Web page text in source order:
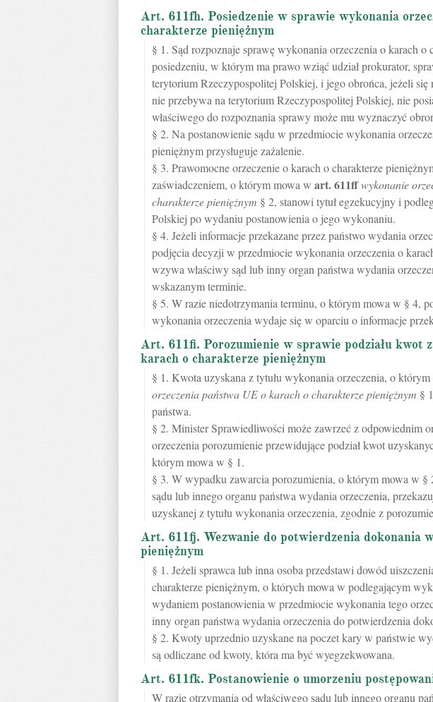
Art. 611fh. Posiedzenie w sprawie wykonania
charakterze pieniężnym
§ 1. Sąd rozpoznaje sprawę wykonania orzeczenia o karach o
posiedzeniu, w którym ma prawo wziąć udział prokurator,
terytorium Rzeczypospolitej Polskiej, i jego obrońca, jeżeli się
nie przebywa na terytorium Rzeczypospolitej Polskiej, nie
właściwego do rozpoznania sprawy może mu wyznaczyć
§ 2. Na postanowienie sądu w przedmiocie wykonania
pieniężnym przysługuje zażalenie.
§ 3. Prawomocne orzeczenie o karach o charakterze
zaświadczeniem, o którym mowa w art.611ffwykonanie
charakterze pieniężnym § 2, stanowi tytuł egzekucyjny i
Polskiej po wydaniu postanowienia o jego wykonaniu.
§ 4. Jeżeli informacje przekazane przez państwo wydania
podjęcia decyzji w przedmiocie wykonania orzeczenia o
wzywa właściwy sąd lub inny organ państwa wydania
wskazanym terminie.
§ 5. W razie niedotrzymania terminu, o którym mowa w § 4,
wykonania orzeczenia wydaje się w oparciu o informacje
Art. 611fi. Porozumienie w sprawie podziału kwot
karach o charakterze pieniężnym
§ 1. Kwota uzyskana z tytułu wykonania orzeczenia, o
orzeczenia państwa UE o karach o charakterze pieniężnym §
państwa.
§ 2. Minister Sprawiedliwości może zawrzeć z odpowiednim
orzeczenia porozumienie przewidujące podział kwot
którym mowa w § 1.
§ 3. W wypadku zawarcia porozumienia, o którym mowa w §
sądu lub innego organu państwa wydania orzeczenia,
uzyskanej z tytułu wykonania orzeczenia, zgodnie z
Art. 611fj. Wezwanie do potwierdzenia dokonania
pieniężnym
§ 1. Jeżeli sprawca lub inna osoba przedstawi dowód
charakterze pieniężnym, o których mowa w podlegającym
wydaniem postanowienia w przedmiocie wykonania tego
inny organ państwa wydania orzeczenia do potwierdzenia
§ 2. Kwoty uprzednio uzyskane na poczet kary w państwie
są odliczane od kwoty, która ma być wyegzekwowana.
Art. 611fk. Postanowienie o umorzeniu
W razie otrzymania od właściwego sądu lub innego organu